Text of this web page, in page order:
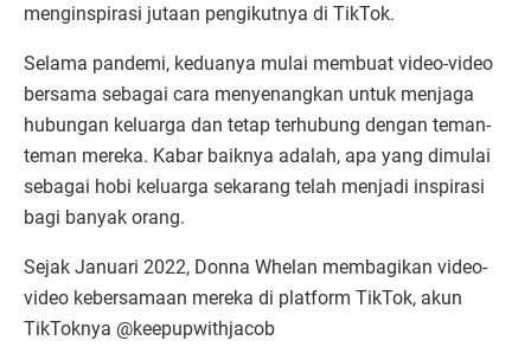
menginspirasi jutaan pengikutnya di TikTok.
Selama pandemi, keduanya mulai membuat video-video
bersama sebagai cara menyenangkan untuk menjaga
hubungan keluarga dan tetap terhubung dengan teman-
teman mereka. Kabar baiknya adalah, apa yang dimulai
sebagai hobi keluarga sekarang telah menjadi inspirasi
bagi banyak orang.
Sejak Januari 2022, Donna Whelan membagikan video-
video kebersamaan mereka di platform TikTok, akun
TikToknya @keepupwithjacob